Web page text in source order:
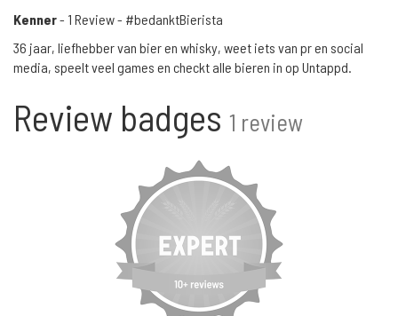
Kenner- 1 Review- #bedanktBierista
36 jaar, liefhebber van bier en whisky, weet iets van pr en social
media, speelt veel games en checkt alle bieren in op Untappd.
Review badges 1 review